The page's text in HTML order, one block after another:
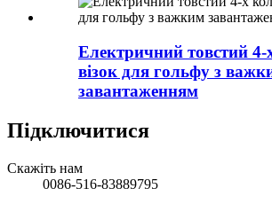
Електричний товстий 4-
візок для гольфу з
завантаженням
Підключитися
Скажіть нам
0086-516-83889795